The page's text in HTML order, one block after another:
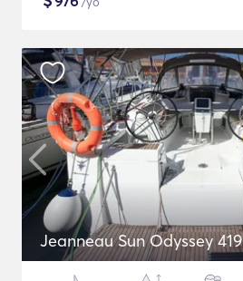
Jeanneau Sun Odyssey 419